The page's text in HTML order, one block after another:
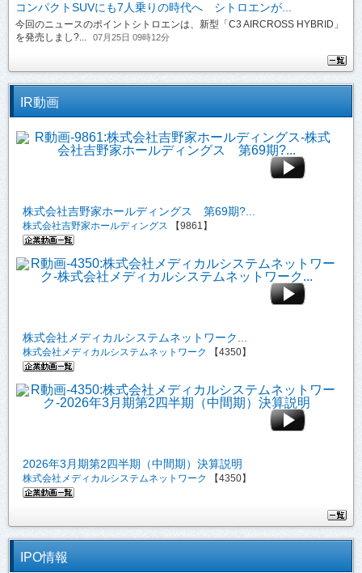
コンパクトSUVにも7人乗りの時代へ シトロエンが...
今回のニュースのポイントシトロエンは、新型「C3 AIRCROSS HYBRID」
を発売しまし?...
07月25日 09時12分
IR動画
株式会社吉野家ホールディングス 第69期?...
株式会社吉野家ホールディングス 【9861】
株式会社メディカルシステムネットワーク...
株式会社メディカルシステムネットワーク 【4350】
2026年3月期第2四半期（中間期）決算説明
株式会社メディカルシステムネットワーク 【4350】
IPO情報